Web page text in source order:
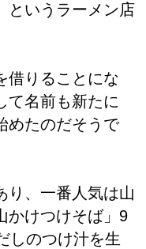
というラーメン店
借りることにな
て名前も新たに
めたのだそうで
り、一番人気は山
かけつけそば」9
しのつけ汁を生